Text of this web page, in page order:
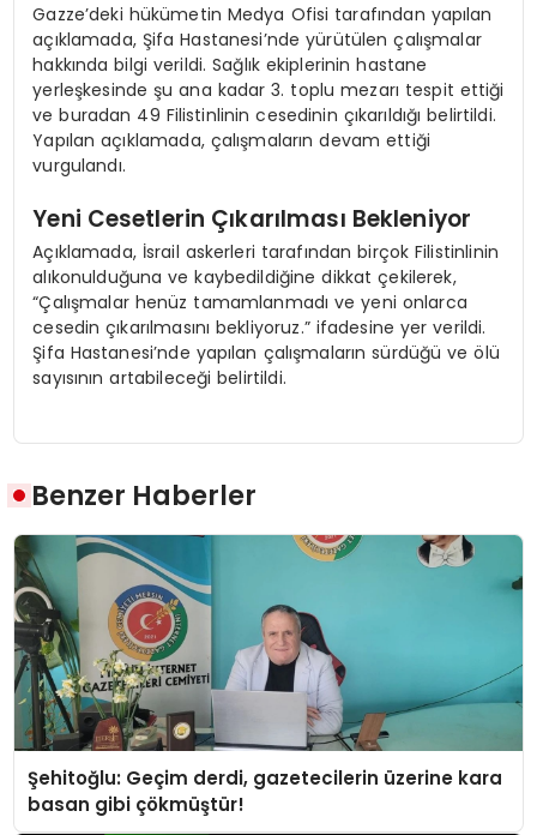
Gazze’deki hükümetin Medya Ofisi tarafından yapılan
açıklamada, Şifa Hastanesi’nde yürütülen çalışmalar
hakkında bilgi verildi. Sağlık ekiplerinin hastane
yerleşkesinde şu ana kadar 3. toplu mezarı tespit ettiği
ve buradan 49 Filistinlinin cesedinin çıkarıldığı belirtildi.
Yapılan açıklamada, çalışmaların devam ettiği
vurgulandı.
Yeni Cesetlerin Çıkarılması Bekleniyor
Açıklamada, İsrail askerleri tarafından birçok Filistinlinin
alıkonulduğuna ve kaybedildiğine dikkat çekilerek,
“Çalışmalar henüz tamamlanmadı ve yeni onlarca
cesedin çıkarılmasını bekliyoruz.” ifadesine yer verildi.
Şifa Hastanesi’nde yapılan çalışmaların sürdüğü ve ölü
sayısının artabileceği belirtildi.
Benzer Haberler
Şehitoğlu: Geçim derdi, gazetecilerin üzerine kara
basan gibi çökmüştür!